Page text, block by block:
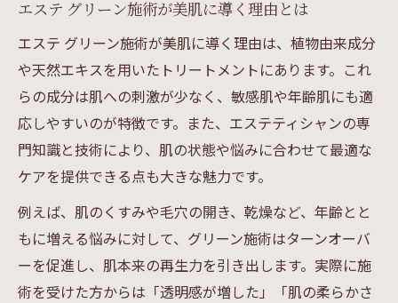
エステ グリーン施術が美肌に導く理由とは
エステ グリーン施術が美肌に導く理由は、植物由来成分
や天然エキスを用いたトリートメントにあります。これ
らの成分は肌への刺激が少なく、敏感肌や年齢肌にも適
応しやすいのが特徴です。また、エステティシャンの専
門知識と技術により、肌の状態や悩みに合わせて最適な
ケアを提供できる点も大きな魅力です。
例えば、肌のくすみや毛穴の開き、乾燥など、年齢とと
もに増える悩みに対して、グリーン施術はターンオーバ
ーを促進し、肌本来の再生力を引き出します。実際に施
術を受けた方からは「透明感が増した」「肌の柔らかさ